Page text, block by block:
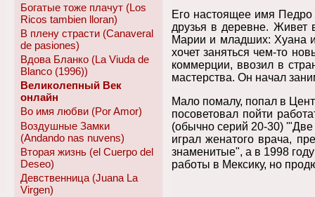
Богатые тоже плачут (Los
Ricos tambien lloran)
В плену страсти (Canaveral
de pasiones)
Вдова Бланко (La Viuda de
Blanco (1996))
Великолепный Век
онлайн
Во имя любви (Por Amor)
Воздушные Замки
(Andando nas nuvens)
Вторая жизнь (el Cuerpo del
Deseo)
Девственница (Juana La
Virgen)
Его настоящее имя Педро
друзья в деревне. Живет
Марии и младших: Хуана
хочет заняться чем-то
коммерции, ввозил в
мастерства. Он начал
Мало помалу, попал в
посоветовал пойти
(обычно серий 20-30)
играл женатого врача,
знаменитые", а в 1998
работы в Мексику, но